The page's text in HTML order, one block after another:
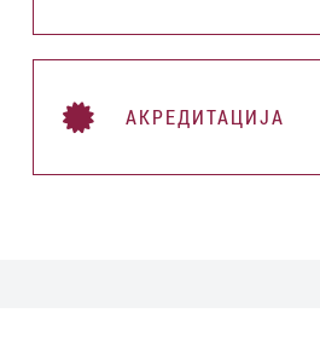
АКРЕДИТАЦИЈА